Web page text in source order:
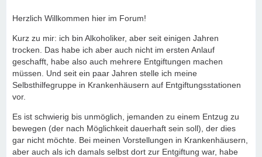
Herzlich Willkommen hier im Forum!
Kurz zu mir: ich bin Alkoholiker, aber seit einigen Jahren
trocken. Das habe ich aber auch nicht im ersten Anlauf
geschafft, habe also auch mehrere Entgiftungen machen
müssen. Und seit ein paar Jahren stelle ich meine
Selbsthilfegruppe in Krankenhäusern auf Entgiftungsstationen
vor.
Es ist schwierig bis unmöglich, jemanden zu einem Entzug zu
bewegen (der nach Möglichkeit dauerhaft sein soll), der dies
gar nicht möchte. Bei meinen Vorstellungen in Krankenhäusern,
aber auch als ich damals selbst dort zur Entgiftung war, habe